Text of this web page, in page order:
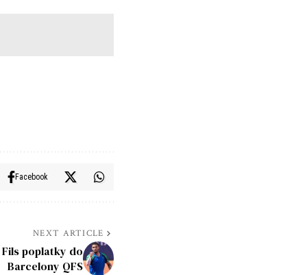
Facebook
NEXT ARTICLE
poplatky do
Barcelony QFS